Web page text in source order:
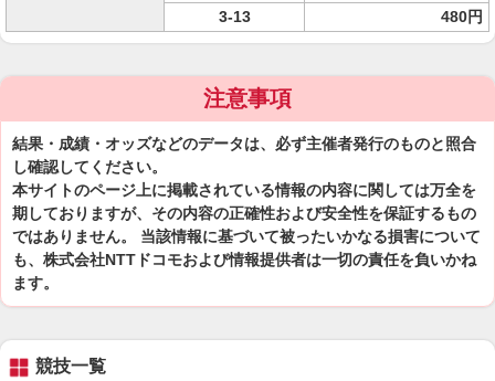
3-13
480円
注意事項
結果・成績・オッズなどのデータは、必ず主催者発行のものと照合
し確認してください。
本サイトのページ上に掲載されている情報の内容に関しては万全を
期しておりますが、その内容の正確性および安全性を保証するもの
ではありません。 当該情報に基づいて被ったいかなる損害について
も、株式会社NTTドコモおよび情報提供者は一切の責任を負いかね
ます。
競技一覧